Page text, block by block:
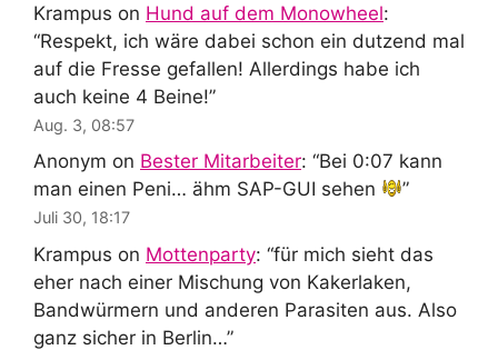
Krampus on Hund auf dem Monowheel:
“Respekt, ich wäre dabei schon ein dutzend mal
auf die Fresse gefallen! Allerdings habe ich
auch keine 4 Beine!”
Aug. 3, 08:57
Anonym on Bester Mitarbeiter: “Bei 0:07 kann
man einen Peni… ähm SAP-GUI sehen
”
Juli 30, 18:17
Krampus on Mottenparty: “für mich sieht das
eher nach einer Mischung von Kakerlaken,
Bandwürmern und anderen Parasiten aus. Also
ganz sicher in Berlin…”